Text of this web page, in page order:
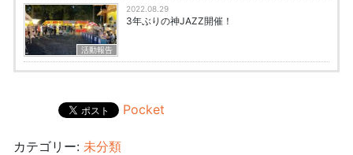
活動報告
2022.08.29
3年ぶりの神JAZZ開催！
Pocket
カテゴリー: 未分類